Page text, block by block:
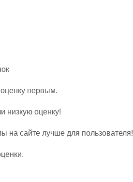
оценку первым.
низкую оценку!
на сайте лучше для пользователя!